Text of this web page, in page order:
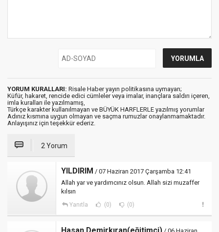
YORUM KURALLARI: Risale Haber yayın politikasına uymayan;
Küfür, hakaret, rencide edici cümleler veya imalar, inançlara saldırı içeren,
imla kuralları ile yazılmamış,
Türkçe karakter kullanılmayan ve BÜYÜK HARFLERLE yazılmış yorumlar
Adınız kısmına uygun olmayan ve saçma rumuzlar onaylanmamaktadır.
Anlayışınız için teşekkür ederiz.
2 Yorum
YILDIRIM / 07 Haziran 2017 Çarşamba 12:41
Allah yar ve yardımcınız olsun. Allah sizi muzaffer
kılsın
Yanıtla (0) (0)